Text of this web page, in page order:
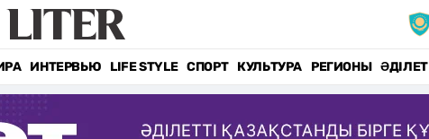
ИНТЕРВЬЮ LIFE STYLE СПОРТ КУЛЬТУРА РЕГИОНЫ ӘДІЛЕТ